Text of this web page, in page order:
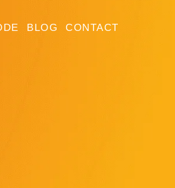
BLOG CONTACT